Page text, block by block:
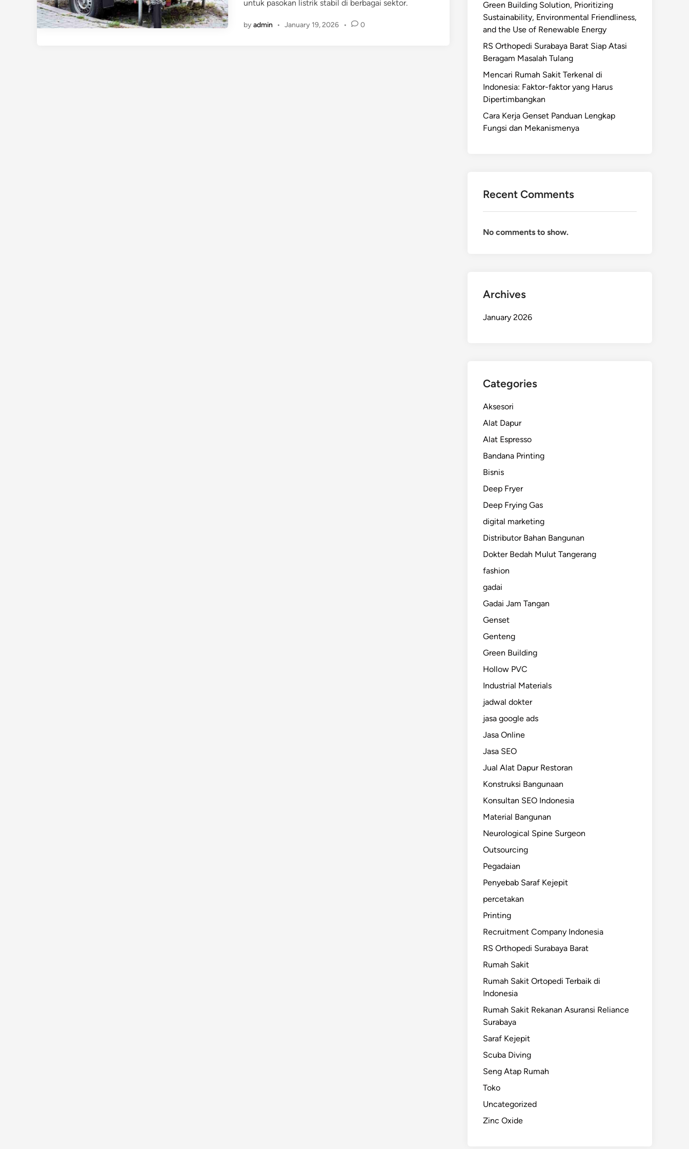
untuk pasokan listrik stabil di berbagai sektor.
byadmin • January 19, 2026 • 0
Green Building Solution, Prioritizing
Sustainability, Environmental Friendliness,
and the Use of Renewable Energy
RS Orthopedi Surabaya Barat Siap Atasi
Beragam Masalah Tulang
Mencari Rumah Sakit Terkenal di
Indonesia: Faktor-faktor yang Harus
Dipertimbangkan
Cara Kerja Genset Panduan Lengkap
Fungsi dan Mekanismenya
Recent Comments
No comments to show.
Archives
January 2026
Categories
Aksesori
Alat Dapur
Alat Espresso
Bandana Printing
Bisnis
Deep Fryer
Deep Frying Gas
digital marketing
Distributor Bahan Bangunan
Dokter Bedah Mulut Tangerang
fashion
gadai
Gadai Jam Tangan
Genset
Genteng
Green Building
Hollow PVC
Industrial Materials
jadwal dokter
jasa google ads
Jasa Online
Jasa SEO
Jual Alat Dapur Restoran
Konstruksi Bangunaan
Konsultan SEO Indonesia
Material Bangunan
Neurological Spine Surgeon
Outsourcing
Pegadaian
Penyebab Saraf Kejepit
percetakan
Printing
Recruitment Company Indonesia
RS Orthopedi Surabaya Barat
Rumah Sakit
Rumah Sakit Ortopedi Terbaik di
Indonesia
Rumah Sakit Rekanan Asuransi Reliance
Surabaya
Saraf Kejepit
Scuba Diving
Seng Atap Rumah
Toko
Uncategorized
Zinc Oxide